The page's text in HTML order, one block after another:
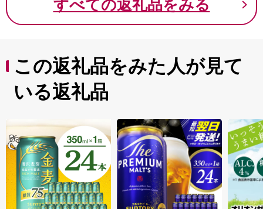
すべての返礼品をみる
この返礼品をみた人が見て
いる返礼品